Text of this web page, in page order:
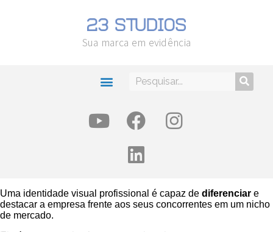
Sua marca em evidência
Uma identidade visual profissional é capaz de diferenciar e
destacar a empresa frente aos seus concorrentes em um nicho
de mercado.